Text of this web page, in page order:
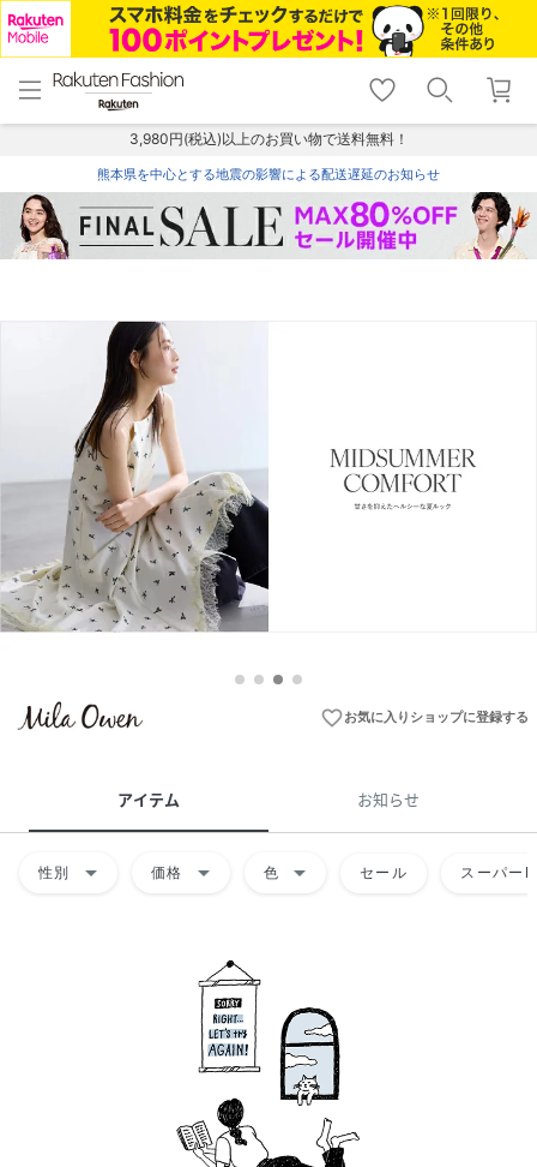
menu home
トップ
shopping_cart lock_outline
ログイン
3,980円(税込)以上のお買い物で送料無料！
熊本県を中心とする地震の影響による配送遅延のお知らせ
favorite_borderお気に入りショップに登録する
アイテム お知らせ
性別 arrow_drop_down 価格 arrow_drop_down 色 arrow_drop_down セール スーパー